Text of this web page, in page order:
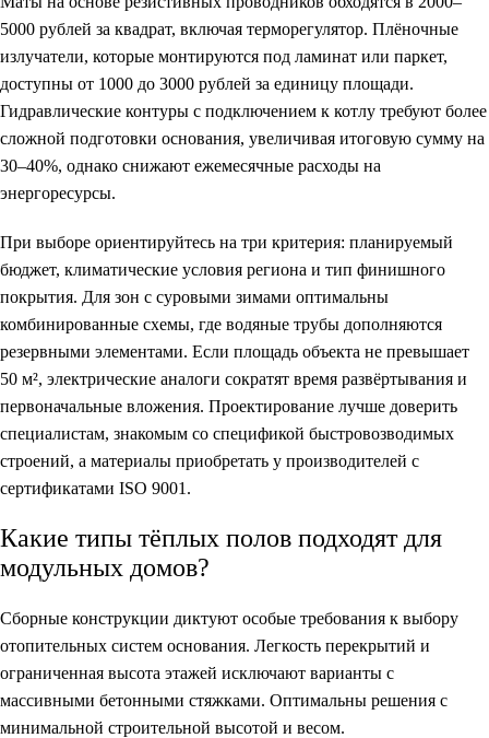
5000 рублей за квадрат, включая терморегулятор. Плёночные
излучатели, которые монтируются под ламинат или паркет,
доступны от 1000 до 3000 рублей за единицу площади.
Гидравлические контуры с подключением к котлу требуют более
сложной подготовки основания, увеличивая итоговую сумму на
30–40%, однако снижают ежемесячные расходы на
энергоресурсы.
При выборе ориентируйтесь на три критерия: планируемый
бюджет, климатические условия региона и тип финишного
покрытия. Для зон с суровыми зимами оптимальны
комбинированные схемы, где водяные трубы дополняются
резервными элементами. Если площадь объекта не превышает
50 м², электрические аналоги сократят время развёртывания и
первоначальные вложения. Проектирование лучше доверить
специалистам, знакомым со спецификой быстровозводимых
строений, а материалы приобретать у производителей с
сертификатами ISO 9001.
Какие типы тёплых полов подходят для
модульных домов?
Сборные конструкции диктуют особые требования к выбору
отопительных систем основания. Легкость перекрытий и
ограниченная высота этажей исключают варианты с
массивными бетонными стяжками. Оптимальны решения с
минимальной строительной высотой и весом.